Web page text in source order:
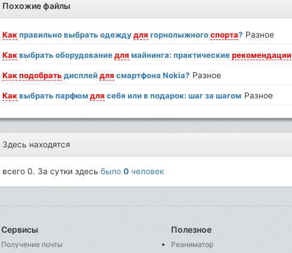
Похожие файлы
Какправильно выбрать одеждудля горнолыжногоспорта? Разное
Каквыбрать оборудованиедля майнинга: практическиерекомендации
Какподобрать дисплейдля смартфона Nokia? Разное
Каквыбрать парфюмдля себя или в подарок: шаг за шагом Разное
Здесь находятся
всего 0. За сутки здесьбыло0 человек
Сервисы
Получение почты
Полезное
Реаниматор